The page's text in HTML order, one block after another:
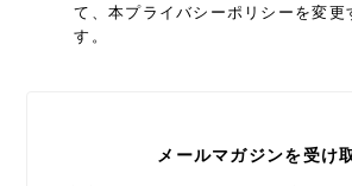
て、本プライバシーポリシーを変更
す。
メールマガジンを受け